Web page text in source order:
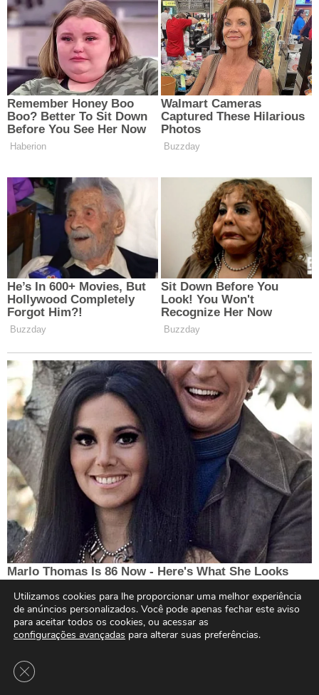
Utilizamos cookies para lhe proporcionar uma melhor experiência
de anúncios personalizados. Você pode apenas fechar este aviso
para aceitar todos os cookies, ou acessar as
configurações avançadas para alterar suas preferências.
Close GDPR Cookie Banner